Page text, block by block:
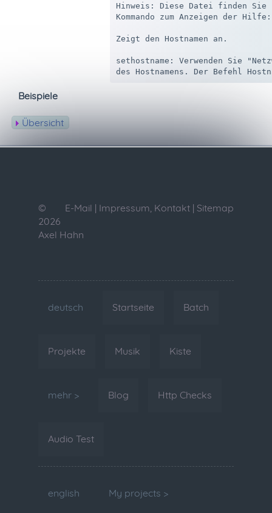
Hinweis: Diese Datei finden Sie
Kommando zum Anzeigen der
Zeigt den Hostnamen an.
sethostname: Verwenden Sie
Beispiele
Übersicht
E-Mail | Impressum, Kontakt | Sitemap
©
2026
Axel Hahn
deutsch Startseite Batch
Projekte Musik Kiste
mehr > Blog Http Checks
Audio Test
english My projects >